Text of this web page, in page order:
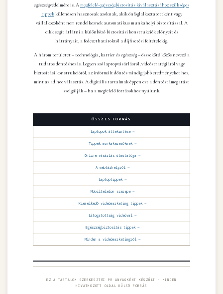
egészségvédelmére is. Amegfelelő egészségbiztosítás kiválasztásához szükséges
tippekkülönösen hasznosak azoknak, akik önfoglalkoztatottként vagy
vállalkozóként nem rendelkeznek automatikus munkahelyi biztosítással. A
cikk segít átlátni a különböző biztosítási konstrukciók előnyeit és
hátrányait, a fedezethatároktól a díjfizetési feltételekig.
A három területet – technológia, karrier és egészség – összekötő közös nevező a
tudatos döntéshozás. Legyen szó laptopvásárlásról, videóstratégiáról vagy
biztosítási konstrukcióról, az informált döntés mindig jobb eredményeket hoz,
mint az ad hoc választás. A digitális tartalmak éppen ezt a döntéstámogatást
szolgálják – ha a megfelelő forrásokhoz nyúlunk.
ÖSSZES FORRÁS
Laptopok áttekintése →
Tippek munkakeresőknek →
Online vásárlás útmutatója →
A webtárhelyről →
Laptoptippek →
Mobiltelefon szerepe →
Kiemelkedő videómarketing tippek →
Látogatottság videóval →
Egészségbiztosítás tippek →
Minden a videómarketingről →
EZ A TARTALOM SZERKESZTŐI PR ANYAGKÉNT KÉSZÜLT · MINDEN
HIVATKOZOTT OLDAL KÜLSŐ FORRÁS